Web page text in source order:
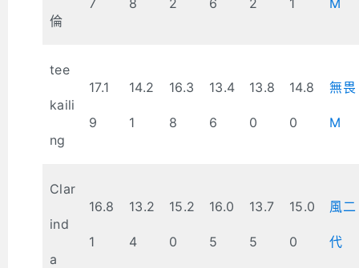
倫
tee
kaili
ng
17.1
9
14.2
1
16.3
8
13.4
6
13.8
0
14.8
0
無畏
M
Clar
ind
a
16.8
1
13.2
4
15.2
0
16.0
5
13.7
5
15.0
0
風二
代